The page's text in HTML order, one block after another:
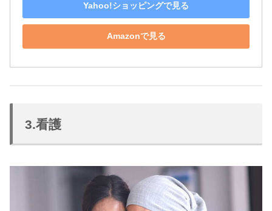
Yahoo!ショッピングで見る
Amazonで見る
3.看護